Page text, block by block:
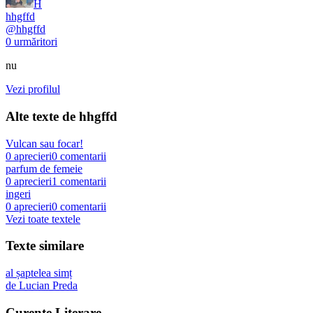
H
hhgffd
@hhgffd
0 urmăritori
nu
Vezi profilul
Alte texte de hhgffd
Vulcan sau focar!
0 aprecieri0 comentarii
parfum de femeie
0 aprecieri1 comentarii
ingeri
0 aprecieri0 comentarii
Vezi toate textele
Texte similare
al șaptelea simț
de Lucian Preda